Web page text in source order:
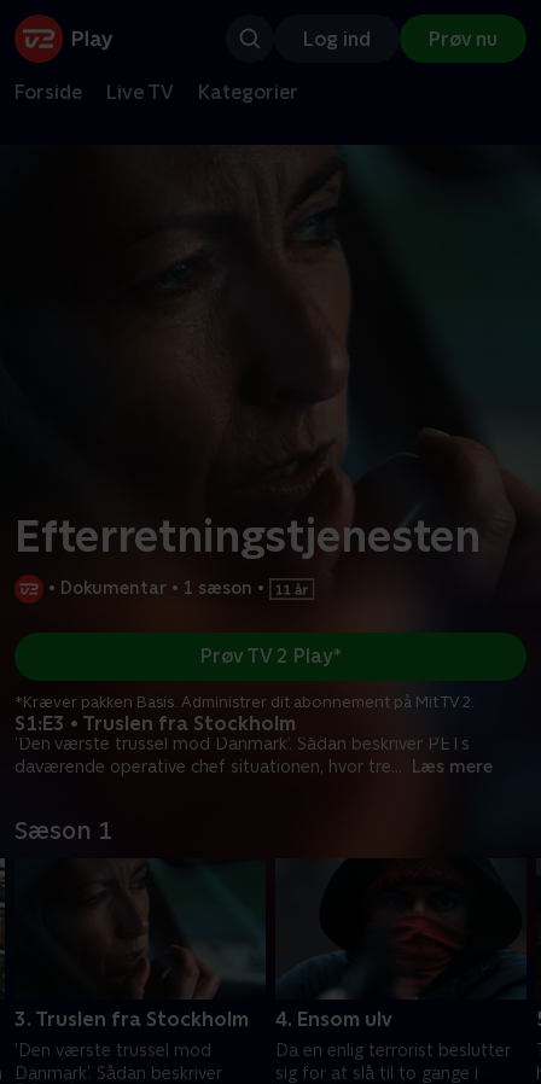
Log ind Prøv nu
Forside Live TV Kategorier
Efterretningstjenesten
• Dokumentar • 1 sæson •
S1:E3 • Truslen fra Stockholm
’Den værste trussel mod Danmark’. Sådan beskriver PETs
daværende operative chef situationen, hvor tre... Læs mere
Prøv TV 2 Play*
*Kræver pakken Basis. Administrer dit abonnement på Mit TV 2.
Sæson 1
3. Truslen fra Stockholm
’Den værste trussel mod
Danmark’. Sådan beskriver
4. Ensom ulv
Da en enlig terrorist beslutter
sig for at slå til to gange i